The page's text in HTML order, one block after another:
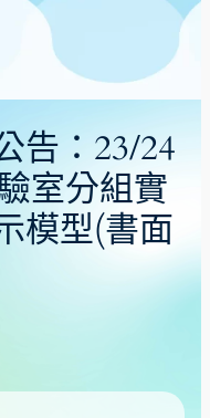
告：23/24
室分組實
模型(書面